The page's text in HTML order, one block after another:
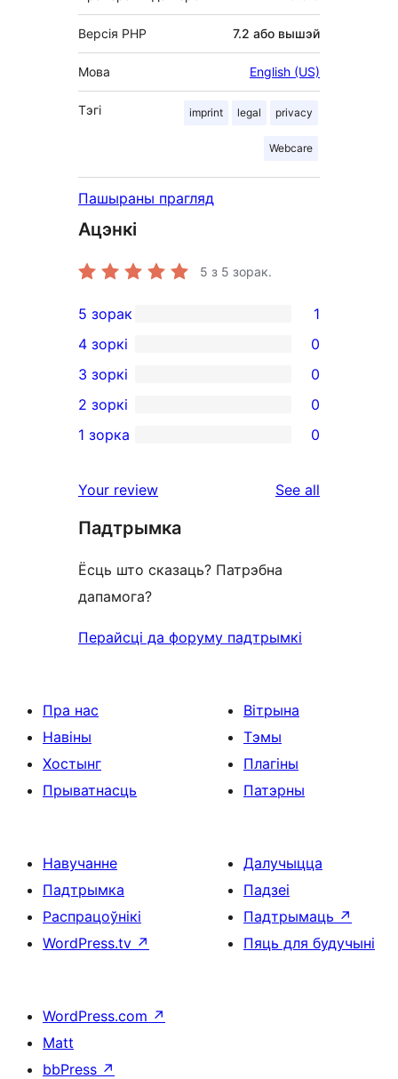
Версія PHP 7.2 або вышэй
Мова English (US)
Тэгі imprint legal privacy
Webcare
Пашыраны прагляд
Ацэнкі
5 з 5 зорак.
1
5-
star
review
5 зорак 1
4-
star
reviews
4 зоркі 0
0
3-
star
3 зоркі 0
2-
reviews
2 зоркі 0
star
reviews
1 зорка 0
Your review See all
Падтрымка
Ёсць што сказаць? Патрэбна
дапамога?
Перайсці да форуму падтрымкі
Пра нас
Навіны
Хостынг
Прыватнасць
Вітрына
Тэмы
Плагіны
Патэрны
Навучанне
Падтрымка
Распрацоўнікі
WordPress.tv ↗
Далучыцца
Падзеі
Падтрымаць ↗
Пяць для будучыні
WordPress.com ↗
Matt
bbPress ↗